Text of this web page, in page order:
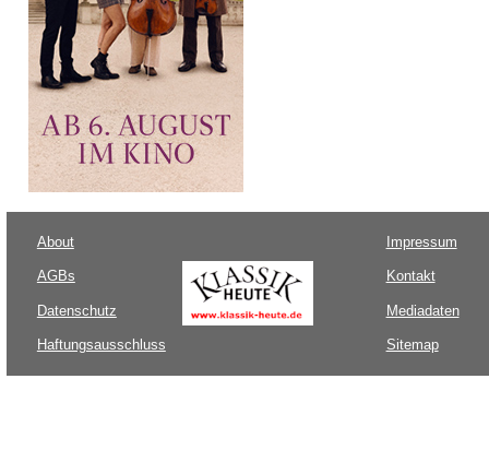
About
AGBs
Datenschutz
Haftungsausschluss
Impressum
Kontakt
Mediadaten
Sitemap